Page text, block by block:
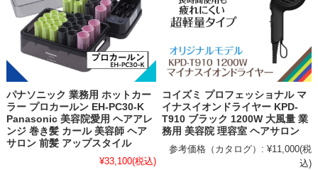
パナソニック 業務用 ホットカー
ラー プロカールン EH-PC30-K
Panasonic 美容院愛用 ヘアアレ
ンジ 巻き髪 カール 美容師 ヘア
サロン 前髪 アップスタイル
¥33,100(税込)
コイズミ プロフェッショナル マ
イナスイオンドライヤー KPD-
T910 ブラック 1200W 大風量 業
務用 美容院 理容室 ヘアサロン
参考価格（カタログ）: ¥11,000(税
込)